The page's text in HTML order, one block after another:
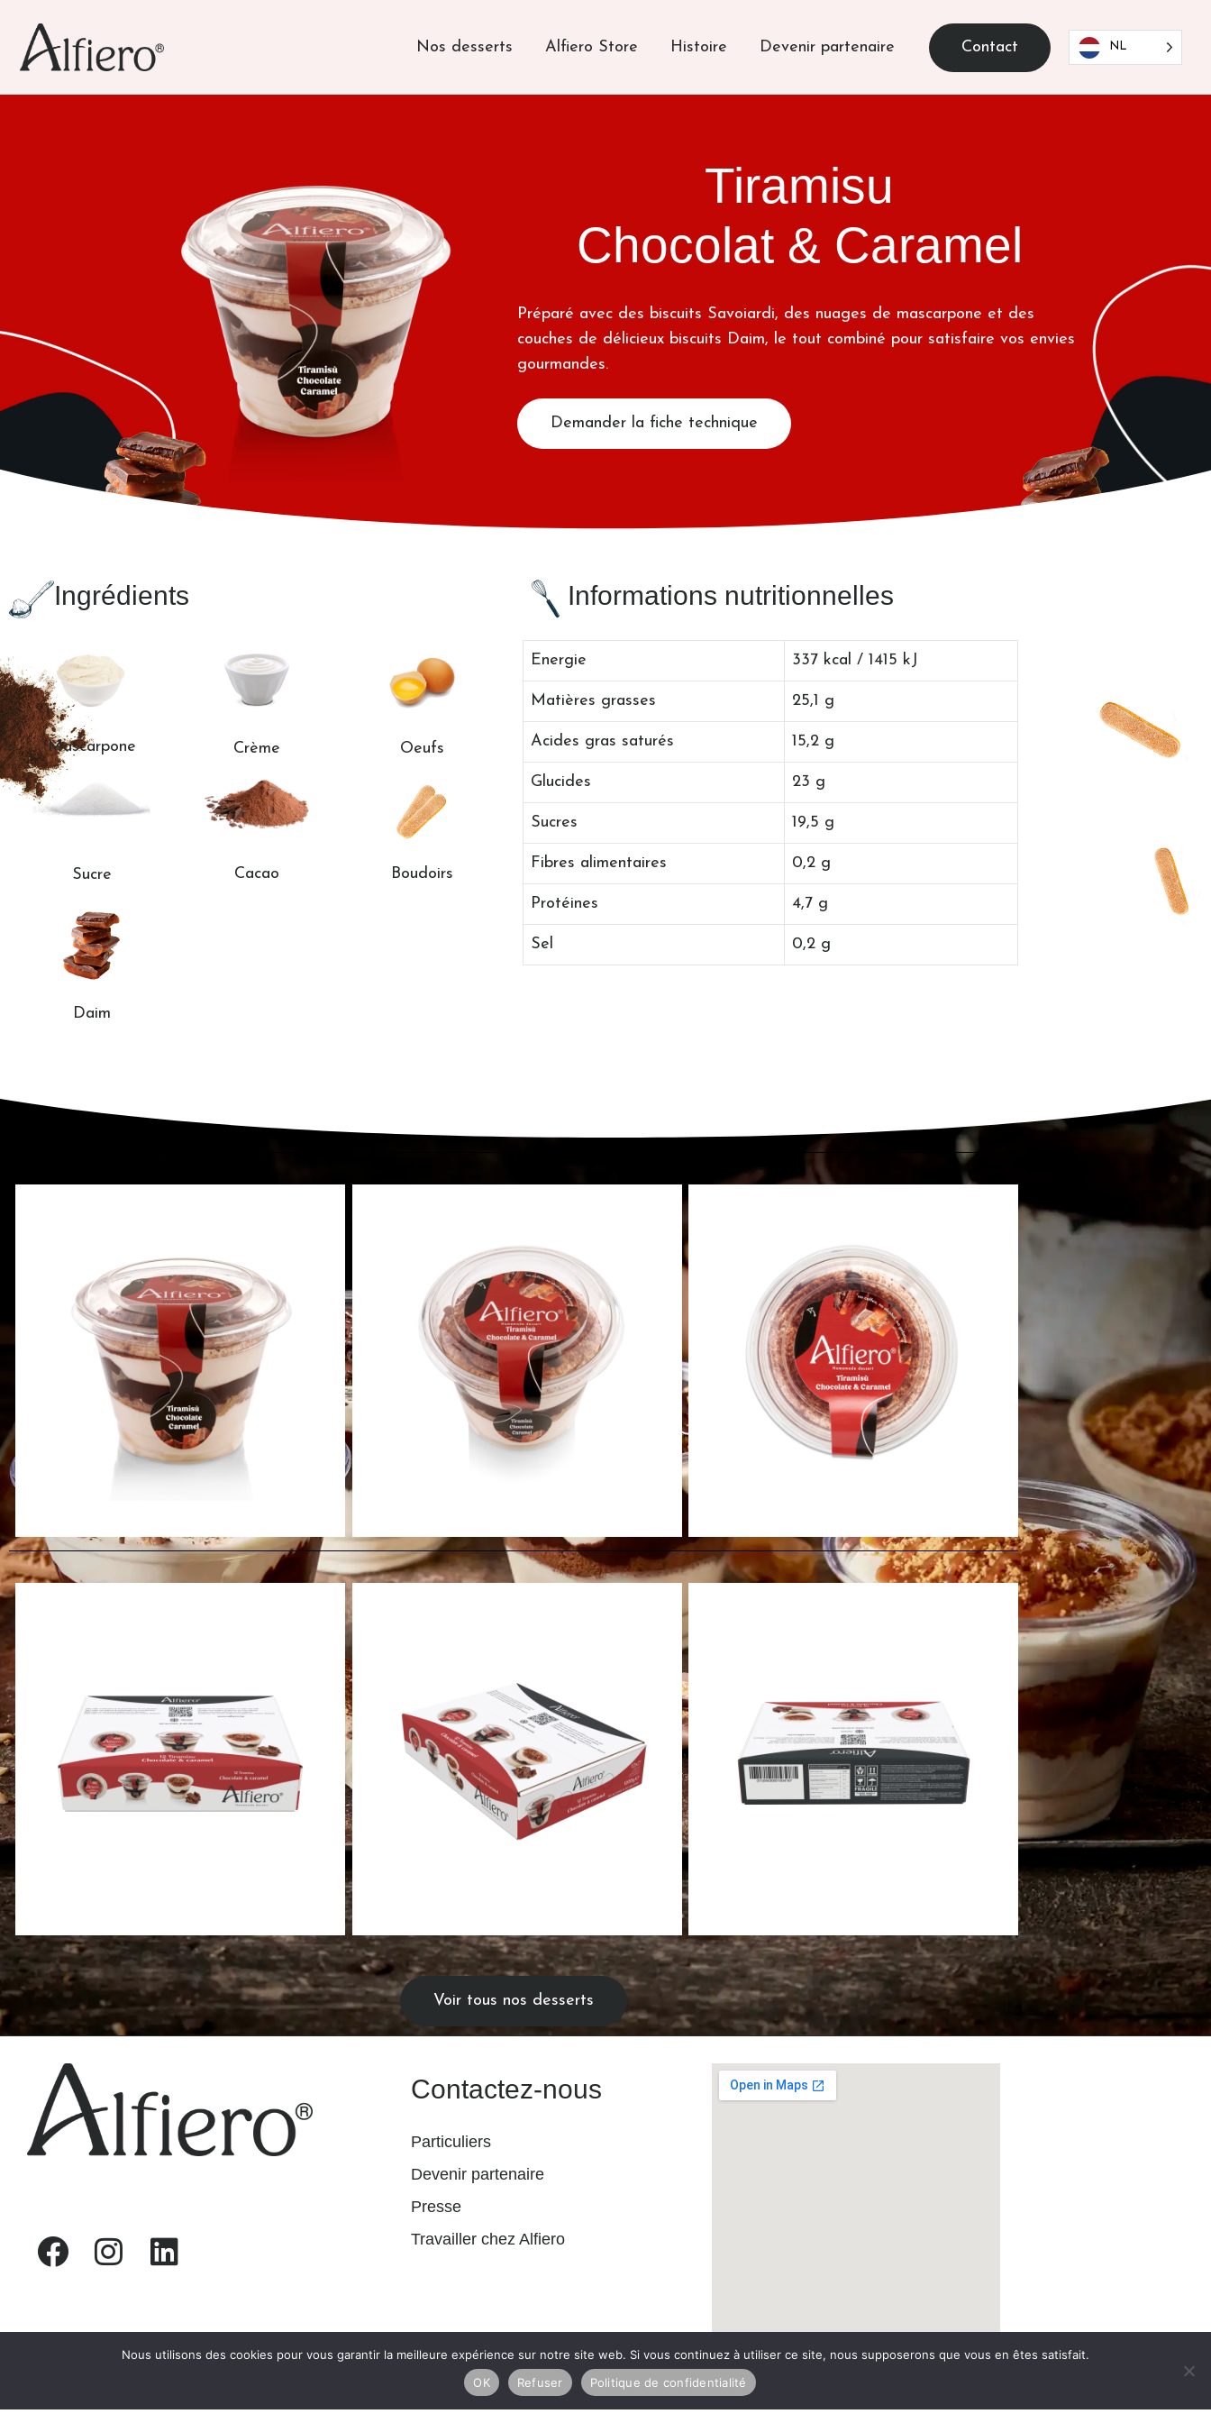
Nos desserts Alfiero Store Histoire Devenir partenaire Contact NL
Tiramisu
Chocolat & Caramel
Préparé avec des biscuits Savoiardi, des nuages de mascarpone et des
couches de délicieux biscuits Daim, le tout combiné pour satisfaire vos envies
gourmandes.
Demander la fiche technique
Ingrédients
Mascarpone Crème Oeufs
Sucre Cacao Boudoirs
Daim
Informations nutritionnelles
Energie 337 kcal / 1415 kJ
Matières grasses 25,1 g
Acides gras saturés 15,2 g
Glucides 23 g
Sucres 19,5 g
Fibres alimentaires 0,2 g
Protéines 4,7 g
Sel 0,2 g
Voir tous nos desserts
Contactez-nous
Particuliers
Devenir partenaire
Presse
Travailler chez Alfiero
Nous utilisons des cookies pour vous garantir la meilleure expérience sur notre site web. Si vous continuez à utiliser ce site, nous supposerons que vous en êtes satisfait.
OK
Refuser Politique de confidentialité